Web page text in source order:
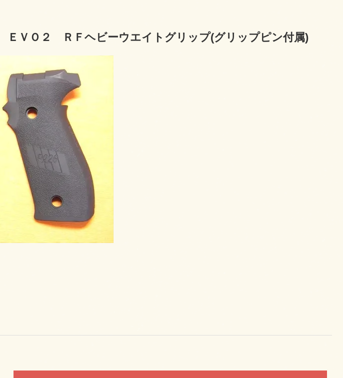
ＶＯ２ ＲＦヘビーウエイトグリップ(グリップピン付属)